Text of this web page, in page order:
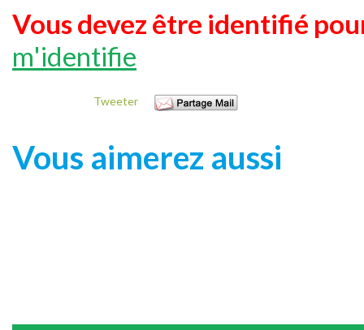
Vous devez être identifié
m'identifie
Tweeter
Vous aimerez aussi